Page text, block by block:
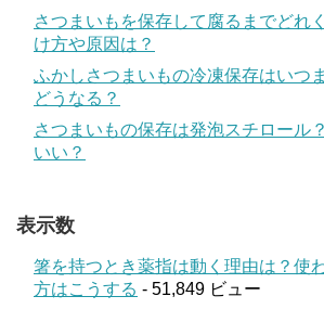
さつまいもを保存して腐るまでどれ
け方や原因は？
ふかしさつまいもの冷凍保存はいつ
どうなる？
さつまいもの保存は発泡スチロール
いい？
表示数
箸を持つとき薬指は動く理由は？使
方はこうする - 51,849 ビュー